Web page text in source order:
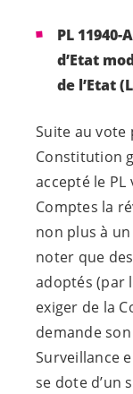
PL 11940-
d’Etat
de l’Etat
Suite au
Constitution
accepté le
Comptes la
non plus à
noter que
adoptés (par
exiger de la
demande
Surveillance
se dote d’un